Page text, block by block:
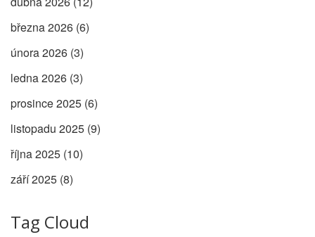
března 2026 (6)
února 2026 (3)
ledna 2026 (3)
prosince 2025 (6)
listopadu 2025 (9)
října 2025 (10)
září 2025 (8)
Tag Cloud